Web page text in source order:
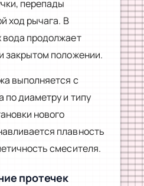
перепады
ход рычага. В
вода продолжает
закрытом положении.
выполняется с
по диаметру и типу
нового
плавность
смесителя.
протечек